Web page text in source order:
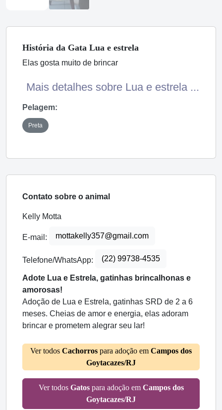
História da Gata Lua e estrela
Elas gosta muito de brincar
Mais detalhes sobre Lua e estrela ...
Pelagem:
Preta
Contato sobre o animal
Kelly Motta
E-mail: mottakelly357@gmail.com
Telefone/WhatsApp: (22) 99738-4535
Adote Lua e Estrela, gatinhas brincalhonas e
amorosas!
Adoção de Lua e Estrela, gatinhas SRD de 2 a 6
meses. Cheias de amor e energia, elas adoram
brincar e prometem alegrar seu lar!
Ver todos Cachorros para adoção em Campos dos
Goytacazes/RJ
Ver todos Gatospara adoção em Campos dos
Goytacazes/RJ